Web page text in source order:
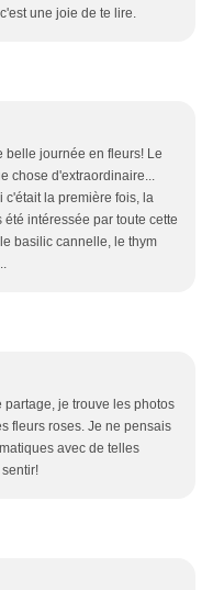
une joie de te lire.
belle journée en fleurs! Le
chose d'extraordinaire...
c'était la première fois, la
intéressée par toute cette
basilic cannelle, le thym
je trouve les photos
fleurs roses. Je ne pensais
avec de telles